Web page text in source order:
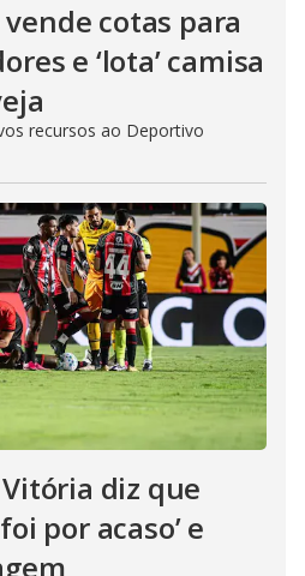
cotas para
e ‘lota’ camisa
recursos ao Deportivo
diz que
por acaso’ e